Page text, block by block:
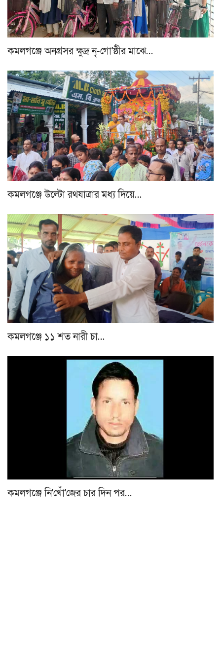
কমলগঞ্জে অনগ্রসর ক্ষুদ্র নৃ-গো'ষ্ঠীর মাঝে…
কমলগঞ্জে উল্টো রথযাত্রার মধ্য দিয়ে…
কমলগঞ্জে ১১ শত নারী চা…
কমলগঞ্জে নি'খোঁ'জের চার দিন পর…